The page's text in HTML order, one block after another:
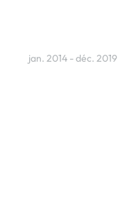
jan. 2014 - déc. 2019